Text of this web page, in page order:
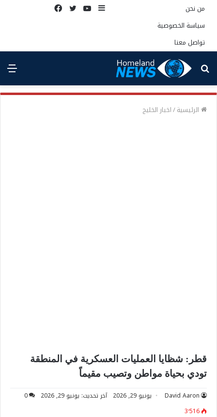
من نحن
سياسة الخصوصية
تواصل معنا
إضافة يوتيوبتويتر
بحث
عن
الرئيسية/اخبار الخليج
قطر: شظايا العمليات العسكرية في المنطقة
تودي بحياة مواطن وتصيب مقيماً
David Aaron يونيو 29, 2026 آخر تحديث: يونيو 29, 2026
0
3٬516